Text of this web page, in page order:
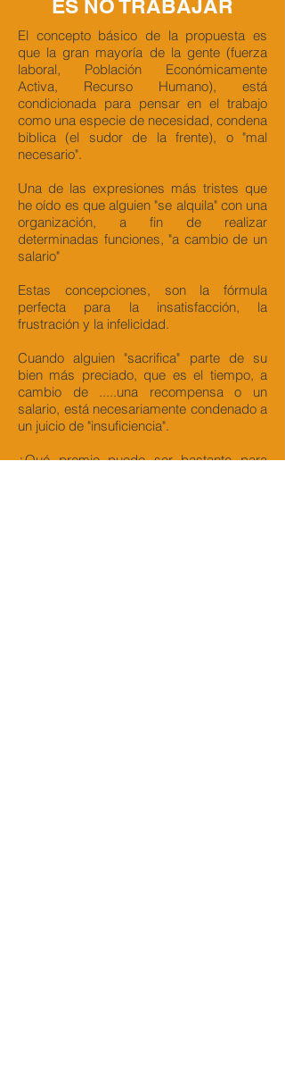
ES NO TRABAJAR
El concepto básico de la propuesta es
que la gran mayoría de la gente (fuerza
laboral, Población Económicamente
Activa, Recurso Humano), está
condicionada para pensar en el trabajo
como una especie de necesidad, condena
biblica (el sudor de la frente), o "mal
necesario".
Una de las expresiones más tristes que
he oído es que alguien "se alquila" con una
organización, a fin de realizar
determinadas funciones, "a cambio de un
salario"
Estas concepciones, son la fórmula
perfecta para la insatisfacción, la
frustración y la infelicidad.
Cuando alguien "sacrifica" parte de su
bien más preciado, que es el tiempo, a
cambio de .....una recompensa o un
salario, está necesariamente condenado a
un juicio de "insuficiencia".
¿Qué premio puede ser bastante para